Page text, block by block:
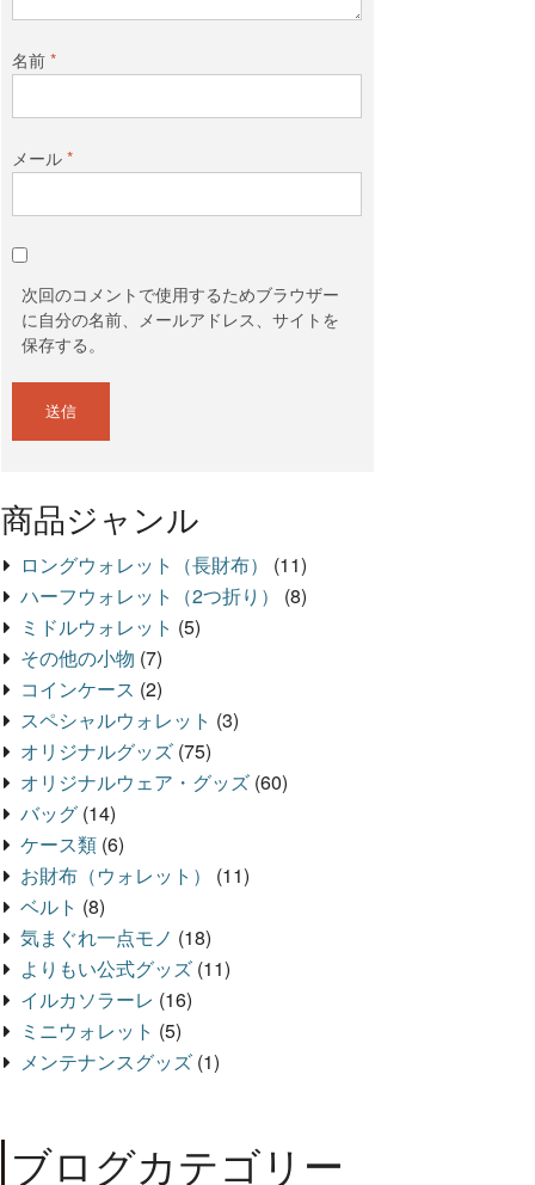
名前*
メール*
次回のコメントで使用するためブラウザー
に自分の名前、メールアドレス、サイトを
保存する。
商品ジャンル
ロングウォレット（長財布）
(11)
ハーフウォレット（2つ折り）
(8)
ミドルウォレット (5)
その他の小物 (7)
コインケース (2)
スペシャルウォレット (3)
オリジナルグッズ (75)
オリジナルウェア・グッズ (60)
バッグ (14)
ケース類 (6)
お財布（ウォレット）
(11)
ベルト (8)
気まぐれ一点モノ (18)
よりもい公式グッズ (11)
イルカソラーレ (16)
ミニウォレット (5)
メンテナンスグッズ (1)
ブログカテゴリー